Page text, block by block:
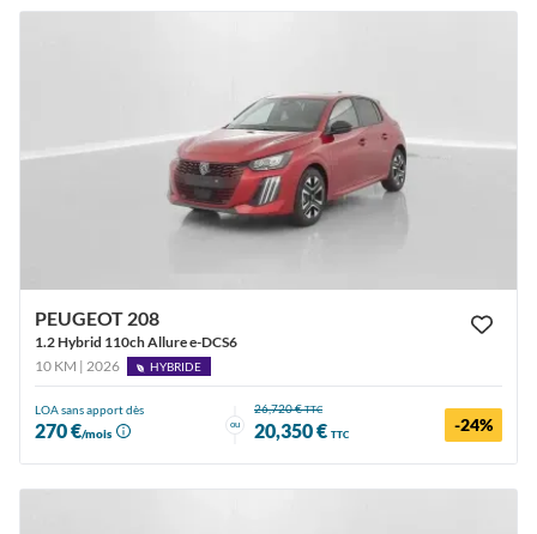
PEUGEOT 208
1.2 Hybrid 110ch Allure e-DCS6
10 KM | 2026
HYBRIDE
LOA sans apport dès
270 €/mois
ou
26,720 €TTC
20,350 € TTC -24%